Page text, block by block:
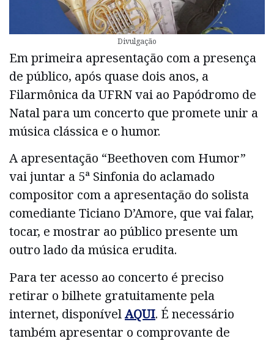
Divulgação
Em primeira apresentação com a presença
de público, após quase dois anos, a
Filarmônica da UFRN vai ao Papódromo de
Natal para um concerto que promete unir a
música clássica e o humor.
A apresentação “Beethoven com Humor”
vai juntar a 5ª Sinfonia do aclamado
compositor com a apresentação do solista
comediante Ticiano D’Amore, que vai falar,
tocar, e mostrar ao público presente um
outro lado da música erudita.
Para ter acesso ao concerto é preciso
retirar o bilhete gratuitamente pela
internet, disponívelAQUI. É necessário
também apresentar o comprovante de